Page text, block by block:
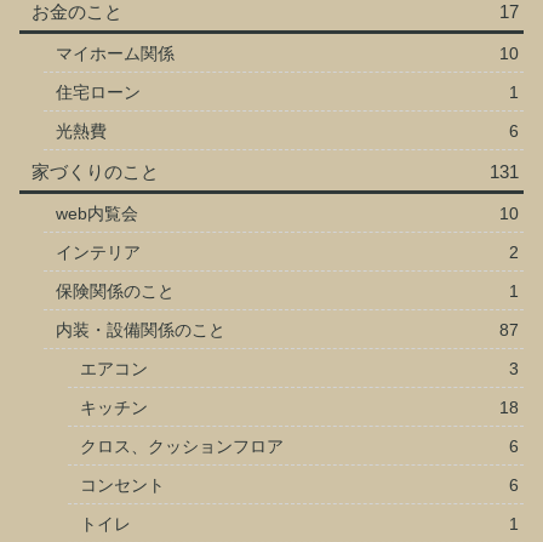
お金のこと 17
マイホーム関係
10
住宅ローン
1
光熱費
6
家づくりのこと 131
web内覧会
10
インテリア
2
保険関係のこと
1
内装・設備関係のこと
87
エアコン
3
キッチン
18
クロス、クッションフロア
6
コンセント
6
トイレ
1